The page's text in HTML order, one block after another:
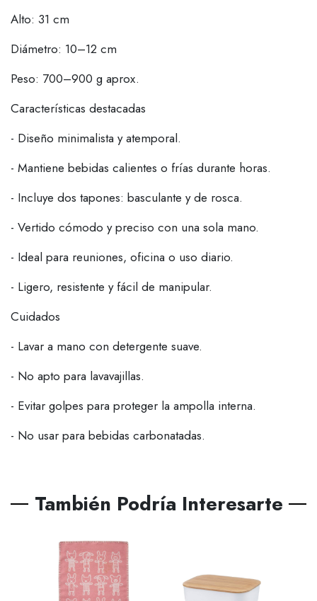
Alto: 31 cm
Diámetro: 10–12 cm
Peso: 700–900 g aprox.
Características destacadas
- Diseño minimalista y atemporal.
- Mantiene bebidas calientes o frías durante horas.
- Incluye dos tapones: basculante y de rosca.
- Vertido cómodo y preciso con una sola mano.
- Ideal para reuniones, oficina o uso diario.
- Ligero, resistente y fácil de manipular.
Cuidados
- Lavar a mano con detergente suave.
- No apto para lavavajillas.
- Evitar golpes para proteger la ampolla interna.
- No usar para bebidas carbonatadas.
También Podría Interesarte